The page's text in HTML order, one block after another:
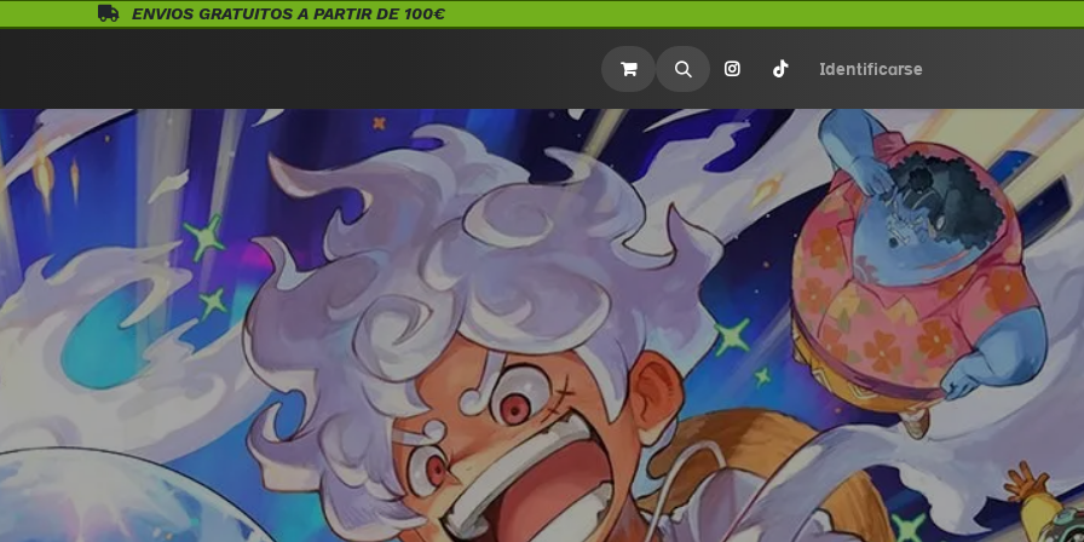
ENVIOS GRATUITOS A PARTIR DE 100€
Merchandasing Identificarse